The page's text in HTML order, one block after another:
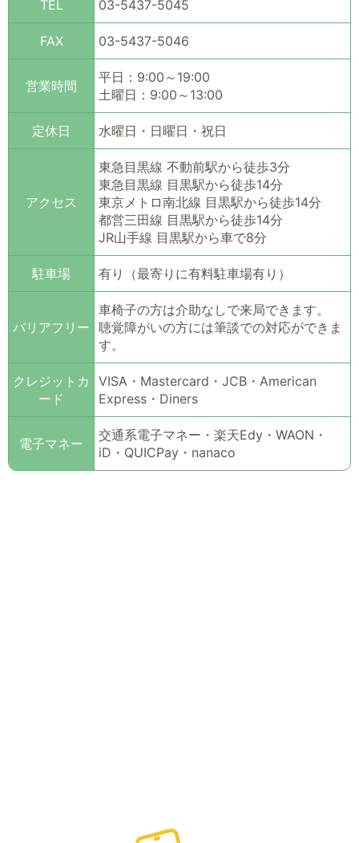
TEL 03-5437-5045
FAX 03-5437-5046
営業時間
平日：9:00～19:00
土曜日：9:00～13:00
定休日 水曜日・日曜日・祝日
アクセス
東急目黒線 不動前駅から徒歩3分
東急目黒線 目黒駅から徒歩14分
東京メトロ南北線 目黒駅から徒歩14分
都営三田線 目黒駅から徒歩14分
JR山手線 目黒駅から車で8分
駐車場 有り（最寄りに有料駐車場有り）
バリアフリー
車椅子の方は介助なしで来局できます。
聴覚障がいの方には筆談での対応ができま
す。
クレジットカ
ード
VISA・Mastercard・JCB・American
Express・Diners
電子マネー
交通系電子マネー・楽天Edy・WAON・
iD・QUICPay・nanaco